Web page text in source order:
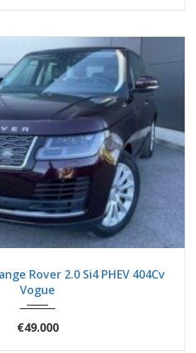
Rover 2.0 Si4 PHEV 404Cv
Vogue
€49.000